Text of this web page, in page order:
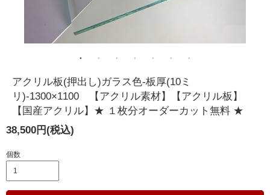
アクリル板(押出し)ガラス色-板厚(10ミ
リ)-1300×1100 【アクリル素材】【アクリル板】
【国産アクリル】★ １枚分オーダーカット無料 ★
38,500円(税込)
個数